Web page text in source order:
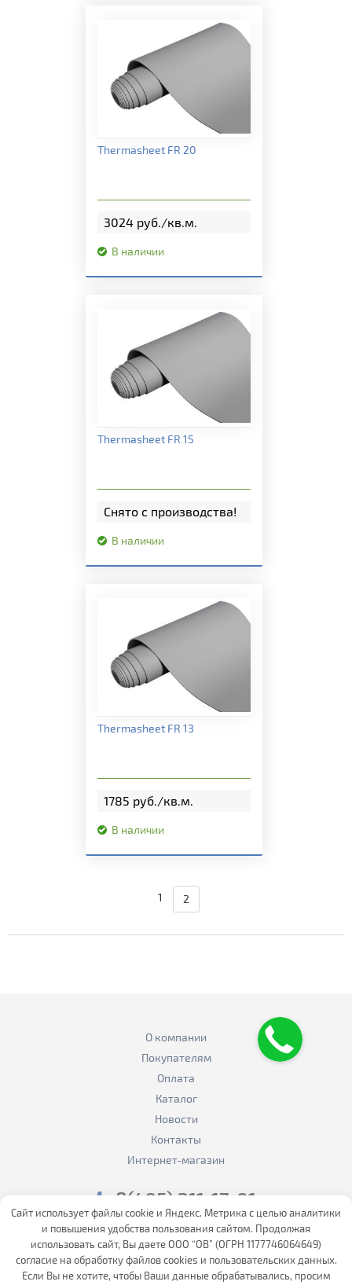
Подробная информация
Thermasheet FR 20
3024 руб./кв.м.
В наличии
Подробная информация
Thermasheet FR 15
Снято с производства!
В наличии
Подробная информация
Thermasheet FR 13
1785 руб./кв.м.
В наличии
1 2
О компании
Покупателям
Оплата
Каталог
Новости
Контакты
Интернет-магазин
8(495) 211-17-01
sale@flexalen.company
Интернет магазин
Сайт использует файлы cookie и Яндекс. Метрика с целью аналитики
и повышения удобства пользования сайтом. Продолжая
использовать сайт, Вы даете ООО “ОВ” (ОГРН 1177746064649)
согласие на обработку файлов cookies и пользовательских данных.
Если Вы не хотите, чтобы Ваши данные обрабатывались, просим